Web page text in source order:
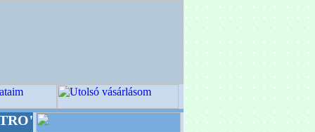
+++++++ OPITEC - A Kreatív Világ